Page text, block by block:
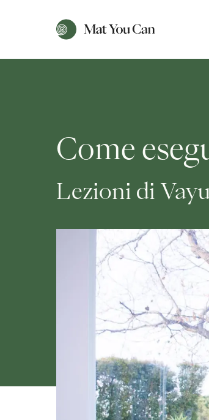
Come
Lezioni di